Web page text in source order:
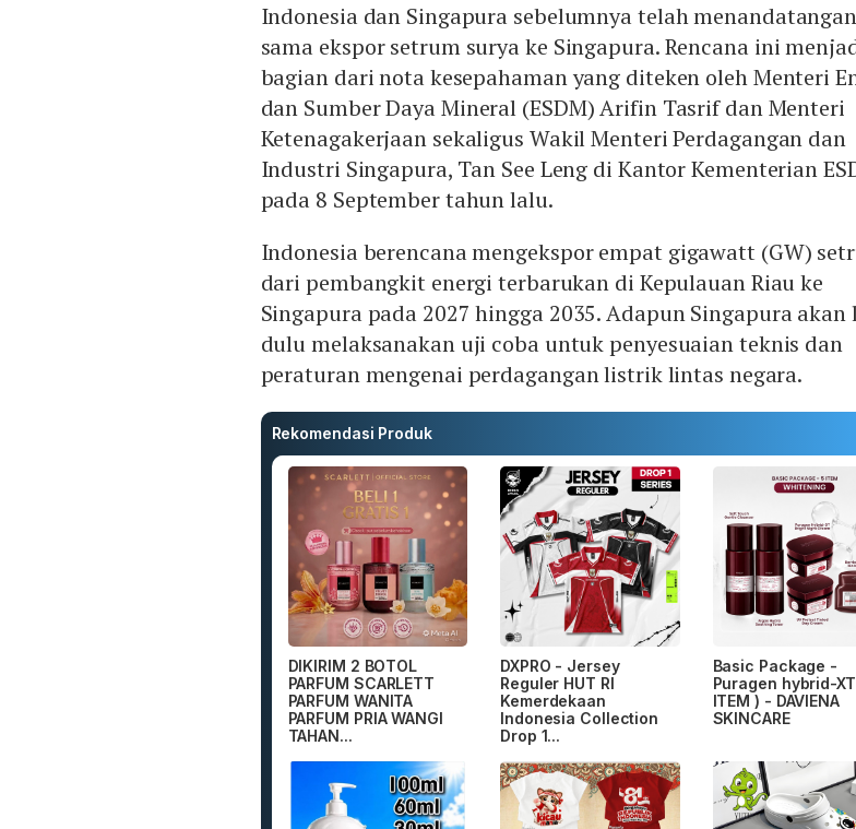
Indonesia dan Singapura sebelumnya telah
sama ekspor setrum surya ke Singapura. Rencana ini
bagian dari nota kesepahaman yang diteken oleh Menteri
dan Sumber Daya Mineral (ESDM) Arifin Tasrif dan Menteri
Ketenagakerjaan sekaligus Wakil Menteri Perdagangan dan
Industri Singapura, Tan See Leng di Kantor Kementerian
pada 8 September tahun lalu.
Indonesia berencana mengekspor empat gigawatt (GW)
dari pembangkit energi terbarukan di Kepulauan Riau ke
Singapura pada 2027 hingga 2035. Adapun Singapura akan
dulu melaksanakan uji coba untuk penyesuaian teknis dan
peraturan mengenai perdagangan listrik lintas negara.
Rekomendasi Produk
DIKIRIM 2 BOTOL
PARFUM SCARLETT
PARFUM WANITA
PARFUM PRIA WANGI
TAHAN...
DXPRO - Jersey
Reguler HUT RI
Kemerdekaan
Indonesia Collection
Drop 1...
Basic Package -
Puragen hybrid-
ITEM ) - DAVIENA
SKINCARE